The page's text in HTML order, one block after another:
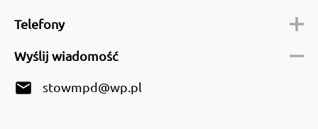
Telefony
Wyślij wiadomość
email stowmpd@wp.pl